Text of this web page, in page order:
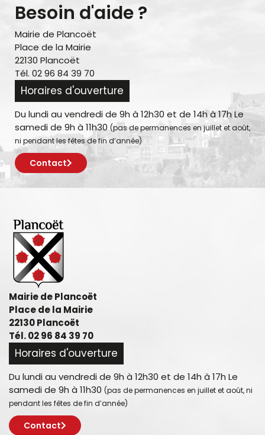
Besoin d'aide ?
Mairie de Plancoët
Place de la Mairie
22130 Plancoët
Tél. 02 96 84 39 70
Horaires d'ouverture
Du lundi au vendredi de 9h à 12h30 et de 14h à 17h Le
samedi de 9h à 11h30 (pas de permanences en juillet et août,
ni pendant les fêtes de fin d’année)
Contact
Mairie de Plancoët
Place de la Mairie
22130 Plancoët
Tél. 02 96 84 39 70
Horaires d'ouverture
Du lundi au vendredi de 9h à 12h30 et de 14h à 17h Le
samedi de 9h à 11h30 (pas de permanences en juillet et août, ni
pendant les fêtes de fin d’année)
Contact